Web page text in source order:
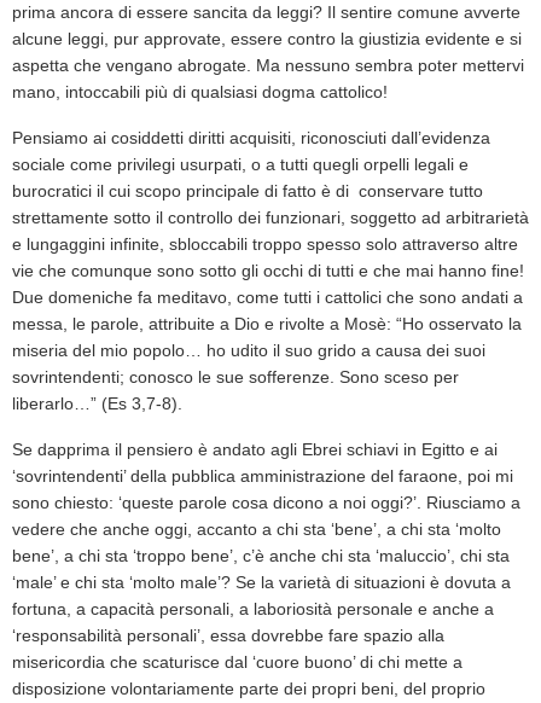
prima ancora di essere sancita da leggi? Il sentire comune avverte
alcune leggi, pur approvate, essere contro la giustizia evidente e si
aspetta che vengano abrogate. Ma nessuno sembra poter mettervi
mano, intoccabili più di qualsiasi dogma cattolico!
Pensiamo ai cosiddetti diritti acquisiti, riconosciuti dall’evidenza
sociale come privilegi usurpati, o a tutti quegli orpelli legali e
burocratici il cui scopo principale di fatto è di conservare tutto
strettamente sotto il controllo dei funzionari, soggetto ad arbitrarietà
e lungaggini infinite, sbloccabili troppo spesso solo attraverso altre
vie che comunque sono sotto gli occhi di tutti e che mai hanno fine!
Due domeniche fa meditavo, come tutti i cattolici che sono andati a
messa, le parole, attribuite a Dio e rivolte a Mosè: “Ho osservato la
miseria del mio popolo… ho udito il suo grido a causa dei suoi
sovrintendenti; conosco le sue sofferenze. Sono sceso per
liberarlo…” (Es 3,7-8).
Se dapprima il pensiero è andato agli Ebrei schiavi in Egitto e ai
‘sovrintendenti’ della pubblica amministrazione del faraone, poi mi
sono chiesto: ‘queste parole cosa dicono a noi oggi?’. Riusciamo a
vedere che anche oggi, accanto a chi sta ‘bene’, a chi sta ‘molto
bene’, a chi sta ‘troppo bene’, c’è anche chi sta ‘maluccio’, chi sta
‘male’ e chi sta ‘molto male’? Se la varietà di situazioni è dovuta a
fortuna, a capacità personali, a laboriosità personale e anche a
‘responsabilità personali’, essa dovrebbe fare spazio alla
misericordia che scaturisce dal ‘cuore buono’ di chi mette a
disposizione volontariamente parte dei propri beni, del proprio